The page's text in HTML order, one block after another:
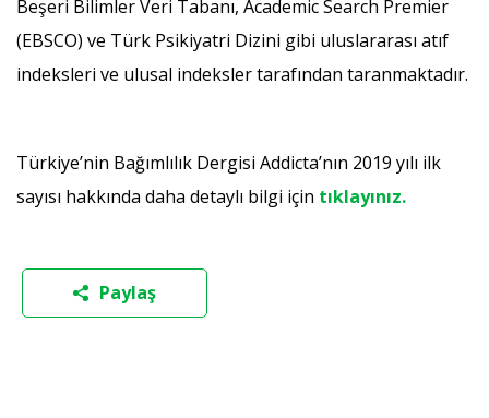
Beşeri Bilimler Veri Tabanı, Academic Search Premier
(EBSCO) ve Türk Psikiyatri Dizini gibi uluslararası atıf
indeksleri ve ulusal indeksler tarafından taranmaktadır.
Türkiye’nin Bağımlılık Dergisi Addicta’nın 2019 yılı ilk
sayısı hakkında daha detaylı bilgi için tıklayınız.
Paylaş